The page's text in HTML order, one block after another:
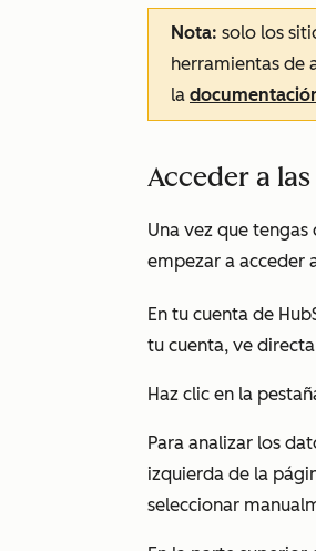
Nota: solo los
herramientas de
la
Acceder a
Una vez que
empezar a acceder
En tu cuenta de
tu cuenta, ve
Haz clic en la
Para analizar los
izquierda de la
seleccionar